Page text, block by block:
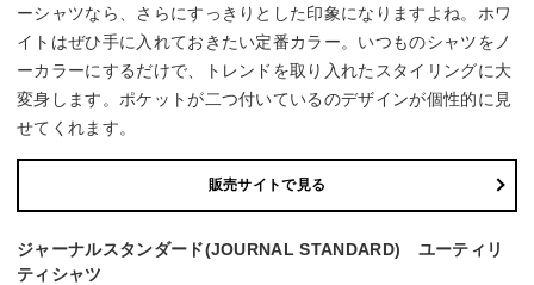
ーシャツなら、さらにすっきりとした印象になりますよね。ホワ
イトはぜひ手に入れておきたい定番カラー。いつものシャツをノ
ーカラーにするだけで、トレンドを取り入れたスタイリングに大
変身します。ポケットが二つ付いているのデザインが個性的に見
せてくれます。
販売サイトで見る
ジャーナルスタンダード(JOURNAL STANDARD) ユーティリ
ティシャツ